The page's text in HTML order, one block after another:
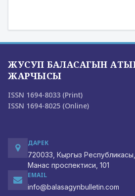
ЖУСУП БАЛАСАГЫН
ЖАРЧЫСЫ
ISSN 1694-8033 (Print)
ISSN 1694-8025 (Online)
ДАРЕК
720033, Кыргыз
Манас проспектиси, 101
EMAIL
info@balasagynbulletin.com